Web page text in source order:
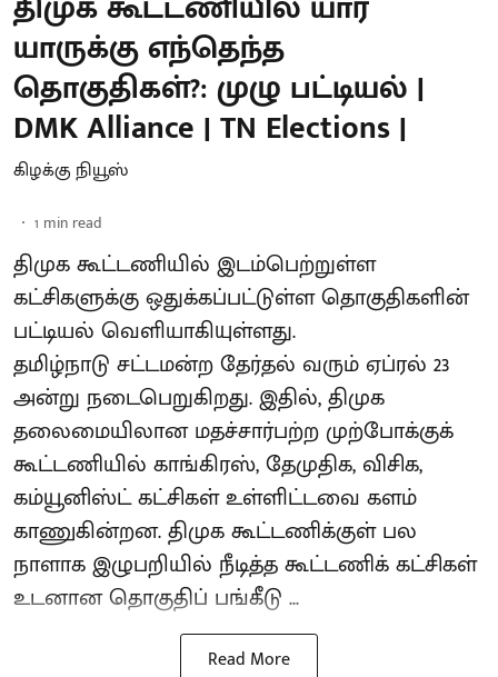
யாருக்கு எந்தெந்த
தொகுதிகள்?: முழு பட்டியல் |
DMK Alliance | TN Elections |
கிழக்கு நியூஸ்
1 min read
திமுக கூட்டணியில் இடம்பெற்றுள்ள
கட்சிகளுக்கு ஒதுக்கப்பட்டுள்ள தொகுதிகளின்
பட்டியல் வெளியாகியுள்ளது.
தமிழ்நாடு சட்டமன்ற தேர்தல் வரும் ஏப்ரல் 23
அன்று நடைபெறுகிறது. இதில், திமுக
தலைமையிலான மதச்சார்பற்ற முற்போக்குக்
கூட்டணியில் காங்கிரஸ், தேமுதிக, விசிக,
கம்யூனிஸ்ட் கட்சிகள் உள்ளிட்டவை களம்
காணுகின்றன. திமுக கூட்டணிக்குள் பல
நாளாக இழுபறியில் நீடித்த கூட்டணிக் கட்சிகள்
உடனான தொகுதிப் பங்கீடு ...
Read More